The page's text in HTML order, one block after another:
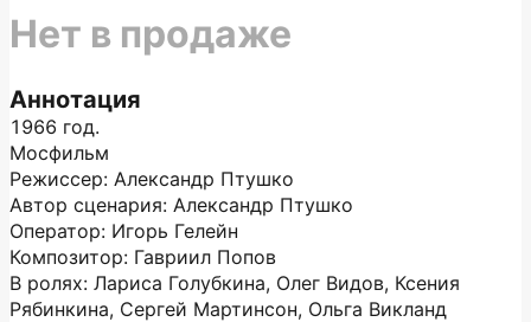
Аннотация
1966 год.
Мосфильм
Режиссер: Александр Птушко
Автор сценария: Александр Птушко
Оператор: Игорь Гелейн
Композитор: Гавриил Попов
В ролях: Лариса Голубкина, Олег Видов, Ксения
Рябинкина, Сергей Мартинсон, Ольга Викланд
Нет в продаже